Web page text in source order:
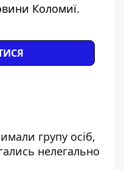
Коломиї.
групу осіб,
нелегально